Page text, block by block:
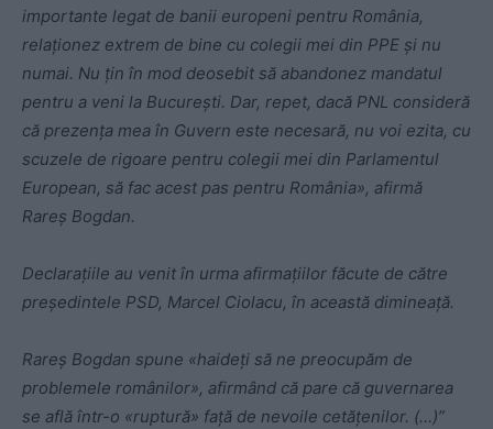
importante legat de banii europeni pentru România,
relaționez extrem de bine cu colegii mei din PPE și nu
numai. Nu țin în mod deosebit să abandonez mandatul
pentru a veni la București. Dar, repet, dacă PNL consideră
că prezența mea în Guvern este necesară, nu voi ezita, cu
scuzele de rigoare pentru colegii mei din Parlamentul
European, să fac acest pas pentru România», afirmă
Rareș Bogdan.
Declarațiile au venit în urma afirmațiilor făcute de către
președintele PSD, Marcel Ciolacu, în această dimineață.
Rareș Bogdan spune «haideți să ne preocupăm de
problemele românilor», afirmând că pare că guvernarea
se află într-o «ruptură» față de nevoile cetățenilor. (…)”